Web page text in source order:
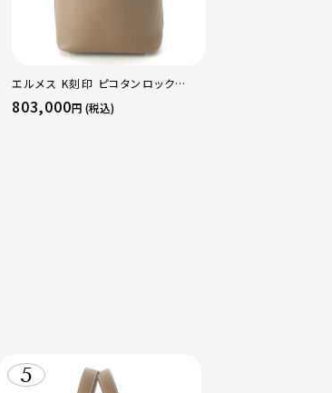
エルメス K刻印 ピコタンロック
18PM トリヨン ハンドバッグ ゴール
ド金具 エトゥープ
803,000円 (税込)